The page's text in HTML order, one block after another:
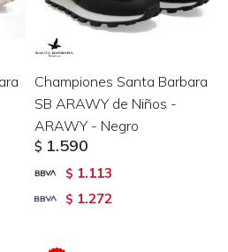
Championes Santa Barbara
SB ARAWY de Niños -
ARAWY - Negro
$ 1.590
$ 1.113
$ 1.272